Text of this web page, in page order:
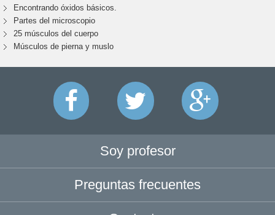
Encontrando óxidos básicos.
Partes del microscopio
25 músculos del cuerpo
Músculos de pierna y muslo
Soy profesor
Preguntas frecuentes